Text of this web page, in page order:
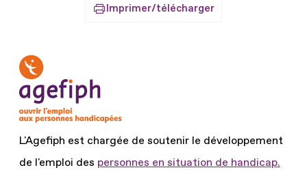
Imprimer/télécharger
L'Agefiph est chargée de soutenir le développement
de l'emploi des personnes en situation de handicap.